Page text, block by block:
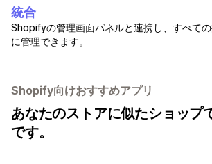
統合
Shopifyの管理画面パネルと連携し、すべて
に管理できます。
Shopify向けおすすめアプリ
あなたのストアに似たショップ
です。